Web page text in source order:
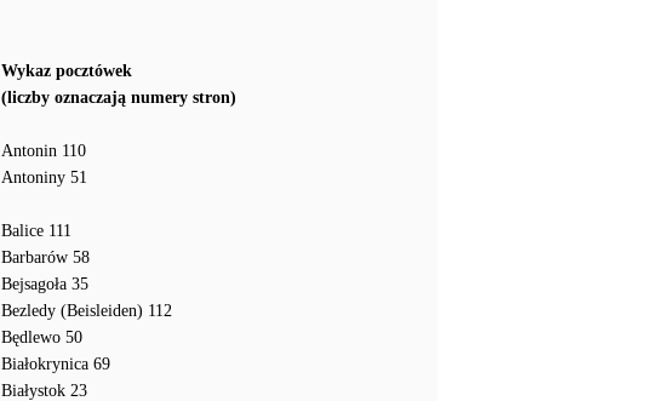
Wykaz pocztówek
(liczby oznaczają numery stron)
Antonin 110
Antoniny 51
Balice 111
Barbarów 58
Bejsagoła 35
Bezledy (Beisleiden) 112
Będlewo 50
Białokrynica 69
Białystok 23